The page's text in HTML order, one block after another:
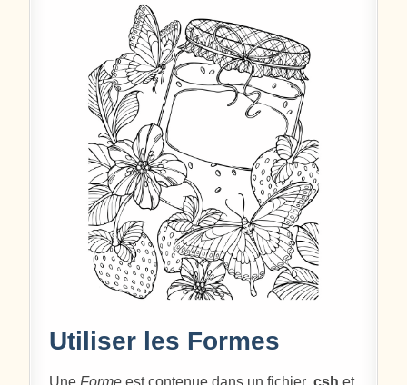
Utiliser les Formes
Une Forme est contenue dans un fichier .csh et